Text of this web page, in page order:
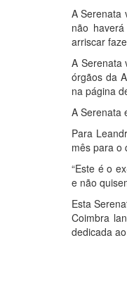
A Serenata
não
arriscar
A Serenata
órgãos da
na página
A Serenata
Para
mês para o
“Este é o
e não
Esta
Coimbra
dedicada